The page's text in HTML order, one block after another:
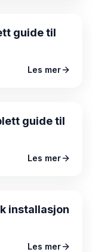
guide til
Les mer
guide til
Les mer
installasjon
Les mer